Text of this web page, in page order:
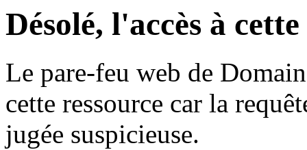
Désolé, l'accès à
Le pare-feu web de
cette ressource car la
jugée suspicieuse.